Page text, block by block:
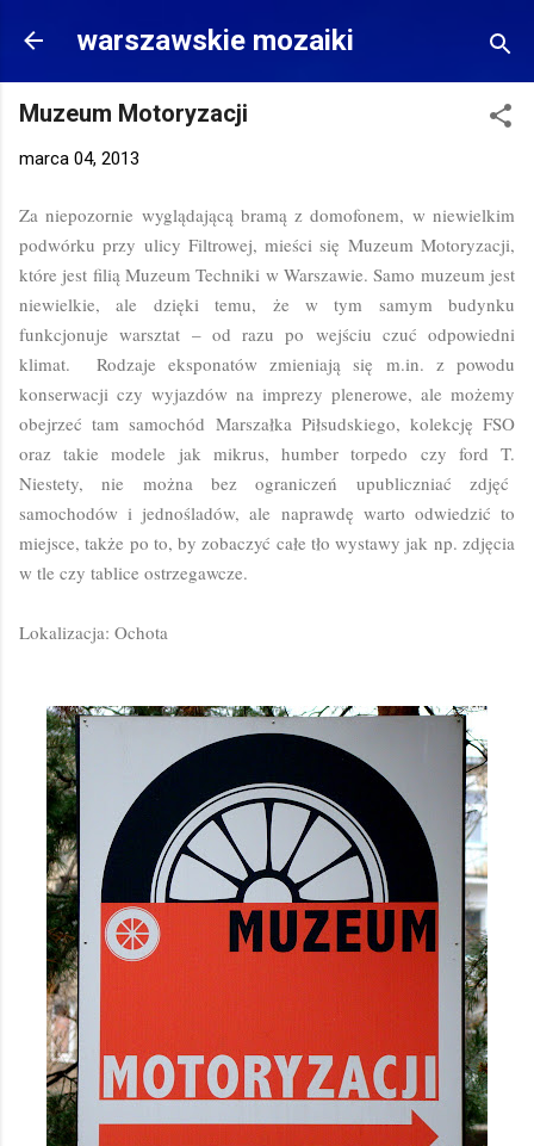
Przejdź do głównej zawartości
warszawskie mozaiki
Muzeum Motoryzacji
marca 04, 2013
Za niepozornie wyglądającą bramą z domofonem, w niewielkim
podwórku przy ulicy Filtrowej, mieści się Muzeum Motoryzacji,
które jest filią Muzeum Techniki w Warszawie. Samo muzeum jest
niewielkie, ale dzięki temu, że w tym samym budynku
funkcjonuje warsztat – od razu po wejściu czuć odpowiedni
klimat. Rodzaje eksponatów zmieniają się m.in. z powodu
konserwacji czy wyjazdów na imprezy plenerowe, ale możemy
obejrzeć tam samochód Marszałka Piłsudskiego, kolekcję FSO
oraz takie modele jak mikrus, humber torpedo czy ford T.
Niestety, nie można bez ograniczeń upubliczniać zdjęć
samochodów i jednośladów, ale naprawdę warto odwiedzić to
miejsce, także po to, by zobaczyć całe tło wystawy jak np. zdjęcia
w tle czy tablice ostrzegawcze.
Lokalizacja: Ochota